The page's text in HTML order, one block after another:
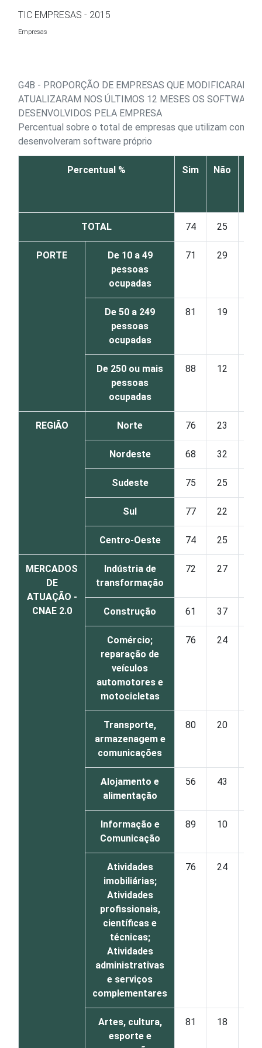
TIC EMPRESAS - 2015
Empresas
G4B - PROPORÇÃO DE EMPRESAS QUE MODIFICARAM
ATUALIZARAM NOS ÚLTIMOS 12 MESES OS SOFTWARE
DESENVOLVIDOS PELA EMPRESA
Percentual sobre o total de empresas que utilizam
desenvolveram software próprio
Percentual % Sim Não
TOTAL 74 25
PORTE
De 10 a 49
pessoas
ocupadas
71 29
De 50 a 249
pessoas
ocupadas
81 19
De 250 ou mais
pessoas
ocupadas
88 12
REGIÃO Norte 76 23
Nordeste 68 32
Sudeste 75 25
Sul 77 22
Centro-Oeste 74 25
MERCADOS
DE
ATUAÇÃO -
CNAE 2.0
Indústria de
transformação
72 27
Construção 61 37
Comércio;
reparação de
veículos
automotores e
motocicletas
76 24
Transporte,
armazenagem e
comunicações
80 20
Alojamento e
alimentação
56 43
Informação e
Comunicação
89 10
Atividades
imobiliárias;
Atividades
profissionais,
científicas e
técnicas;
Atividades
administrativas
e serviços
complementares
76 24
Artes, cultura,
esporte e
81 18